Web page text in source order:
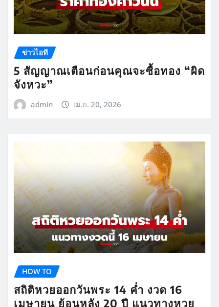
ข่าวไอที
5 สัญญาณเตือนก่อนคุณจะซื้อทอง “ผิด
จังหวะ”
admin เม.ย. 20, 2026
HOW TO
สถิติหวยออกวันพระ 14 ค่ำ งวด 16
เมษายน ย้อนหลัง 20 ปี แนวทางหวย